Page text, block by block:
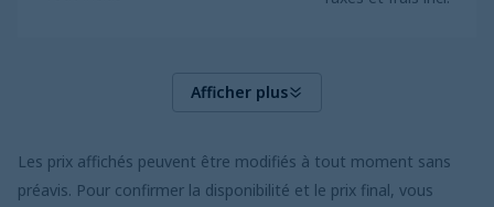
Afficher plus
Les prix affichés peuvent être modifiés à tout moment sans
préavis. Pour confirmer la disponibilité et le prix final, vous